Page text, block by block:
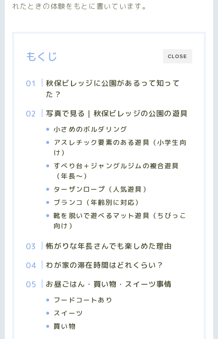
れたときの体験をもとに書いています。
CLOSE
もくじ
秋保ビレッジに公園があるって知って
た？
写真で見る｜秋保ビレッジの公園の遊具
小さめのボルダリング
アスレチック要素のある遊具（小学生向
け）
すべり台＋ジャングルジムの複合遊具
（年長〜）
ターザンロープ（人気遊具）
ブランコ（年齢別に対応）
靴を脱いで遊べるマット遊具（ちびっこ
向け）
怖がりな年長さんでも楽しめた理由
わが家の滞在時間はどれくらい？
お昼ごはん・買い物・スイーツ事情
フードコートあり
スイーツ
買い物